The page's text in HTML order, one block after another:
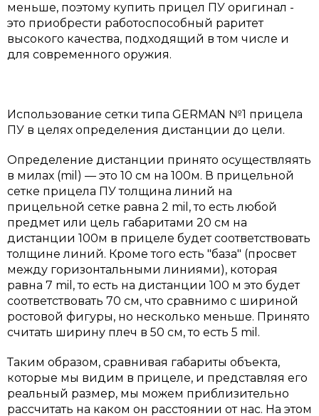
меньше, поэтому купить прицел ПУ оригинал -
это приобрести работоспособный раритет
высокого качества, подходящий в том числе и
для современного оружия.
Использование сетки типа GERMAN №1 прицела
ПУ в целях определения дистанции до цели.
Определение дистанции принято осуществляять
в милах (mil) — это 10 см на 100м. В прицельной
сетке прицела ПУ толщина линий на
прицельной сетке равна 2 mil, то есть любой
предмет или цель габаритами 20 см на
дистанции 100м в прицеле будет соответствовать
толщине линий. Кроме того есть "база" (просвет
между горизонтальными линиями), которая
равна 7 mil, то есть на дистанции 100 м это будет
соответствовать 70 см, что сравнимо с шириной
ростовой фигуры, но несколько меньше. Принято
считать ширину плеч в 50 см, то есть 5 mil.
Таким образом, сравнивая габариты объекта,
которые мы видим в прицеле, и представляя его
реальный размер, мы можем приблизительно
рассчитать на каком он расстоянии от нас. На этом